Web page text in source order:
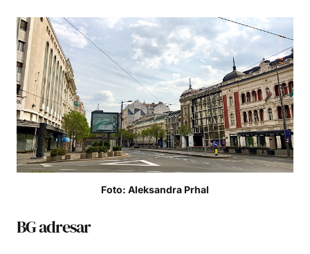
Foto: Aleksandra Prhal
BG adresar